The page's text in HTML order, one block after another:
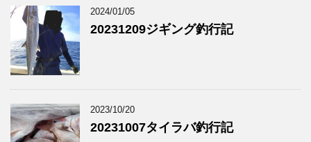
2024/01/05
20231209ジギング釣行記
2023/10/20
20231007タイラバ釣行記